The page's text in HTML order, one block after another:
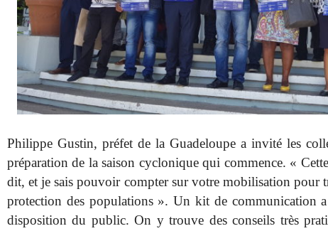
Philippe Gustin, préfet de la Guadeloupe a invité les
préparation de la saison cyclonique qui commence. «
dit, et je sais pouvoir compter sur votre mobilisation pour
protection des populations ». Un kit de communication
disposition du public. On y trouve des conseils très